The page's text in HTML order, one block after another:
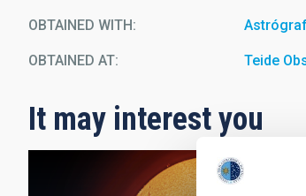
OBTAINED WITH
OBTAINED AT Teide
It may interest you